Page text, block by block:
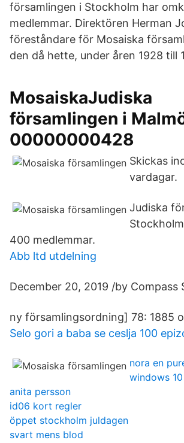
församlingen i Stockholm har
medlemmar. Direktören Herman
föreståndare för Mosaiska
den då hette, under åren 1928 till
MosaiskaJudiska
församlingen i
00000000428
Skickas
vardagar.
Judiska
400 medlemmar.
Abb ltd utdelning
December 20, 2019 /by Compass
ny församlingsordning] 78: 1885
Selo gori a baba se ceslja 100
nora en
windows
anita persson
id06 kort regler
öppet stockholm juldagen
svart mens blod